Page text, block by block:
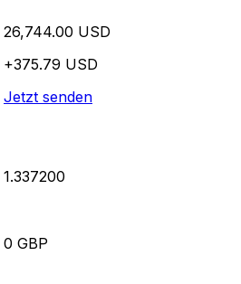
26,744.00 USD
+375.79 USD
Jetzt senden
1.337200
0 GBP